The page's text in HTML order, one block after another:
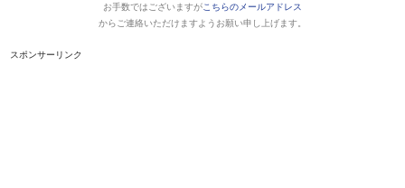
お手数ではございますがこちらのメールアドレス
からご連絡いただけますようお願い申し上げます。
スポンサーリンク